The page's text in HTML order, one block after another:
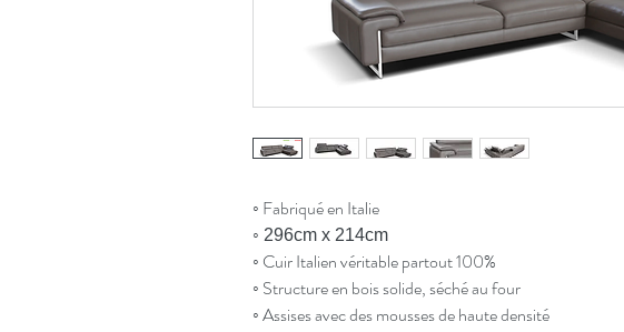
◦ Fabriqué en Italie
◦ 296cm x 214cm
◦ Cuir Italien véritable partout 100%
◦ Structure en bois solide, séché au four
◦ Assises avec des mousses de haute densité